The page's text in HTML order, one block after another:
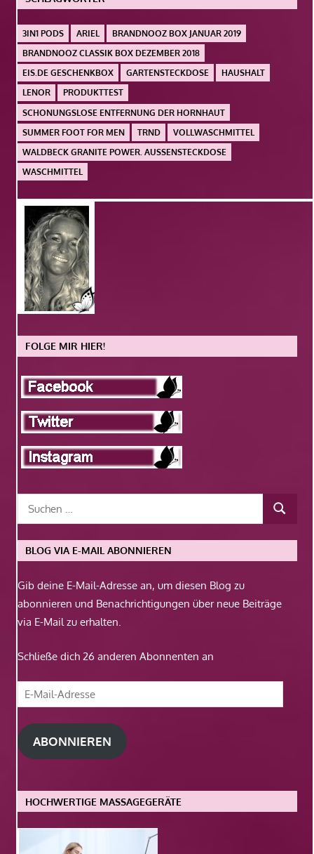
3IN1 PODS ARIEL
BRANDNOOZ BOX JANUAR 2019
BRANDNOOZ CLASSIK BOX DEZEMBER 2018
EIS.DE GESCHENKBOX
GARTENSTECKDOSE
HAUSHALT
LENOR
PRODUKTTEST
SCHONUNGSLOSE ENTFERNUNG DER HORNHAUT
SUMMER FOOT FOR MEN
TRND
VOLLWASCHMITTEL
WALDBECK GRANITE POWER. AUSSENSTECKDOSE
WASCHMITTEL
FOLGE MIR HIER!
BLOG VIA E-MAIL ABONNIEREN
Gib deine E-Mail-Adresse an, um diesen Blog zu
abonnieren und Benachrichtigungen über neue Beiträge
via E-Mail zu erhalten.
Schließe dich 26 anderen Abonnenten an
E-
Mail-
Adresse
ABONNIEREN
HOCHWERTIGE MASSAGEGERÄTE